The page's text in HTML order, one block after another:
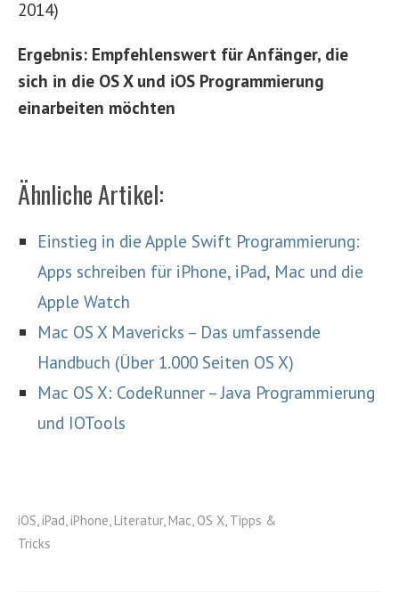
2014)
Ergebnis: Empfehlenswert für Anfänger, die
sich in die OS X und iOS Programmierung
einarbeiten möchten
Ähnliche Artikel:
Einstieg in die Apple Swift Programmierung:
Apps schreiben für iPhone, iPad, Mac und die
Apple Watch
Mac OS X Mavericks – Das umfassende
Handbuch (Über 1.000 Seiten OS X)
Mac OS X: CodeRunner – Java Programmierung
und IOTools
iOS, iPad, iPhone, Literatur, Mac, OS X, Tipps &
Tricks